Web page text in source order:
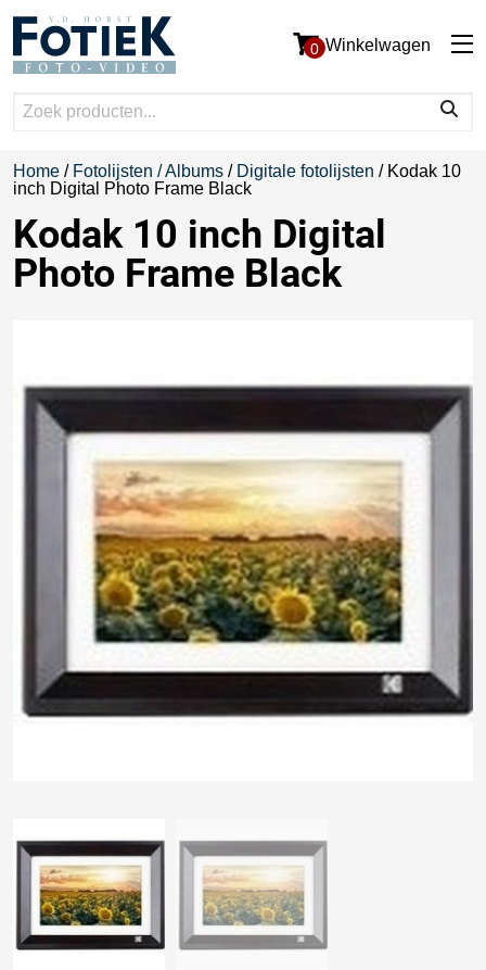
0 Winkelwagen
Home / Fotolijsten / Albums / Digitale fotolijsten / Kodak 10
inch Digital Photo Frame Black
Kodak 10 inch Digital
Photo Frame Black